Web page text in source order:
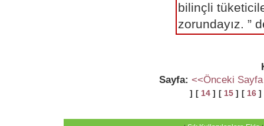
bilinçli
zorundayız.
Sayfa: <<Önceki Sayfa
] [ 14 ] [ 15 ] [ 16 ]